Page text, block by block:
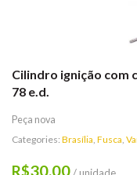
Cilindro ignição com
78 e.d.
Peça nova
Categories: Brasília, Fusca,
R$30,00